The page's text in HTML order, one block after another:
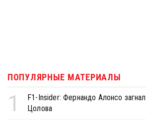
ПОПУЛЯРНЫЕ МАТЕРИАЛЫ
1
F1-Insider: Фернандо Алонсо
Цолова